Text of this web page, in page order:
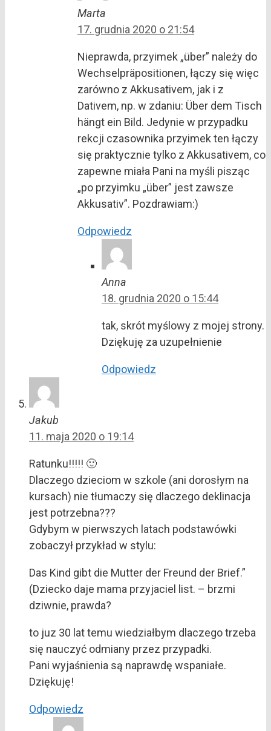
Marta
17. grudnia 2020 o 21:54
Nieprawda, przyimek „über” należy do
Wechselpräpositionen, łączy się więc
zarówno z Akkusativem, jak i z
Dativem, np. w zdaniu: Über dem Tisch
hängt ein Bild. Jedynie w przypadku
rekcji czasownika przyimek ten łączy
się praktycznie tylko z Akkusativem, co
zapewne miała Pani na myśli pisząc
„po przyimku „über” jest zawsze
Akkusativ”. Pozdrawiam:)
Odpowiedz
Anna
18. grudnia 2020 o 15:44
tak, skrót myślowy z mojej strony.
Dziękuję za uzupełnienie
Odpowiedz
Jakub
11. maja 2020 o 19:14
Ratunku!!!!! 🙂
Dlaczego dzieciom w szkole (ani dorosłym na
kursach) nie tłumaczy się dlaczego deklinacja
jest potrzebna???
Gdybym w pierwszych latach podstawówki
zobaczył przykład w stylu:
Das Kind gibt die Mutter der Freund der Brief.”
(Dziecko daje mama przyjaciel list. – brzmi
dziwnie, prawda?
to juz 30 lat temu wiedziałbym dlaczego trzeba
się nauczyć odmiany przez przypadki.
Pani wyjaśnienia są naprawdę wspaniałe.
Dziękuję!
Odpowiedz